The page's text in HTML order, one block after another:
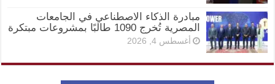
مبادرة الذكاء الاصطناعي في الجامعات
المصرية تُخرج 1090 طالبًا بمشروعات مبتكرة
أغسطس 4, 2026